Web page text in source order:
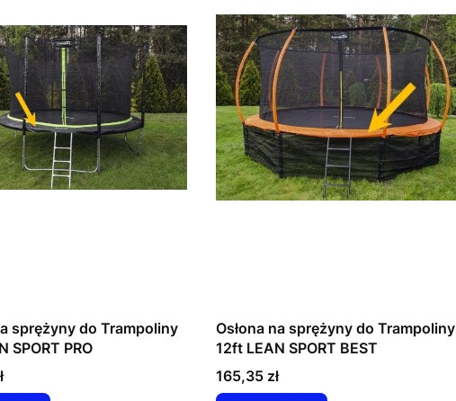
sprężyny do Trampoliny
SPORT PRO
Osłona na sprężyny do Trampoliny
12ft LEAN SPORT BEST
Cena
165,35 zł